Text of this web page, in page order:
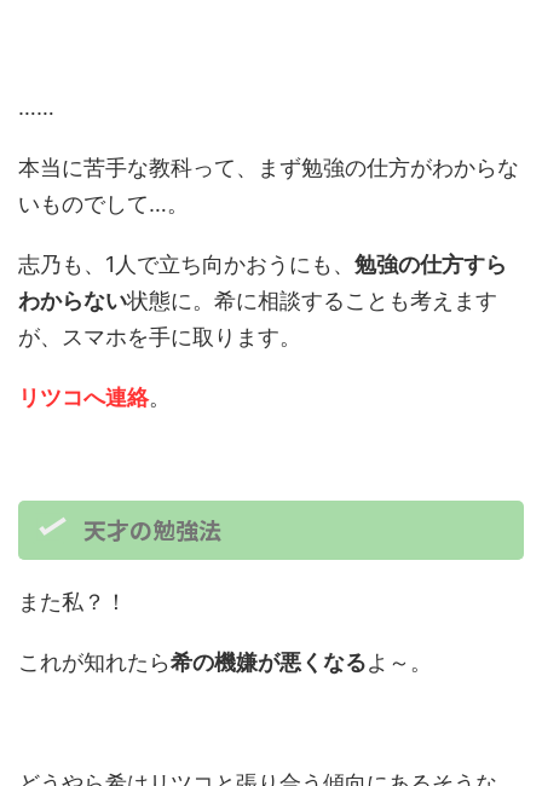
……
本当に苦手な教科って、まず勉強の仕方がわからな
いものでして…。
志乃も、1人で立ち向かおうにも、 勉強の仕方すら
わからない状態に。希に相談することも考えます
が、スマホを手に取ります。
リツコへ連絡。
天才の勉強法
また私？！
これが知れたら希の機嫌が悪くなるよ～。